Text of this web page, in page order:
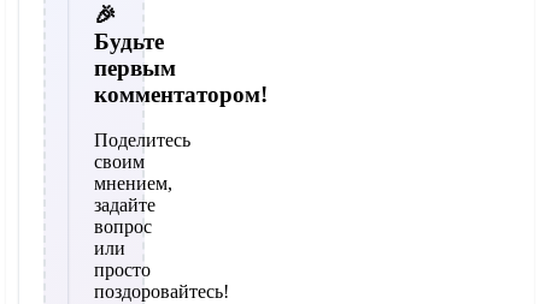
🎉
Будьте
первым
комментатором!
Поделитесь
своим
мнением,
задайте
вопрос
или
просто
поздоровайтесь!